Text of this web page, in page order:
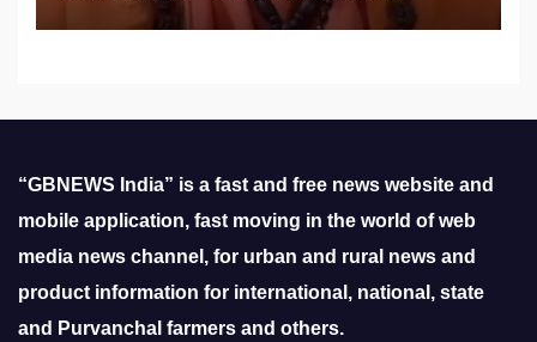
“GBNEWS India” is a fast and free news website and
mobile application, fast moving in the world of web
media news channel, for urban and rural news and
product information for international, national, state
and Purvanchal farmers and others.